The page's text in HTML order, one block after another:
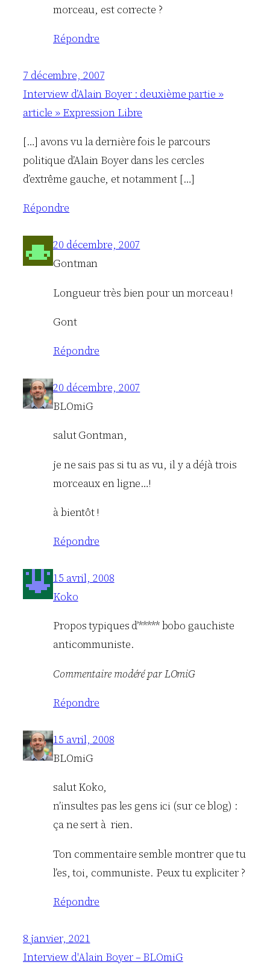
morceau, est correcte ?
Répondre
7 décembre, 2007
Interview d’Alain Boyer : deuxième partie »
article » Expression Libre
[…] avons vu la dernière fois le parcours
politique d’Alain Boyer dans les cercles
d’extrême gauche, et notamment […]
Répondre
20 décembre, 2007
Gontman
Longueur très bien pour un morceau !
Gont
Répondre
20 décembre, 2007
BLOmiG
salut Gontman,
je ne sais pas si tu as vu, il y a déjà trois
morceaux en ligne…!
à bientôt !
Répondre
15 avril, 2008
Koko
Propos typiques d’***** bobo gauchiste
anticommuniste.
Commentaire modéré par LOmiG
Répondre
15 avril, 2008
BLOmiG
salut Koko,
n’insultes pas les gens ici (sur ce blog) :
ça ne sert à rien.
Ton commentaire semble montrer que tu
l’es, toi, communiste. Peux tu expliciter ?
Répondre
8 janvier, 2021
Interview d'Alain Boyer – BLOmiG